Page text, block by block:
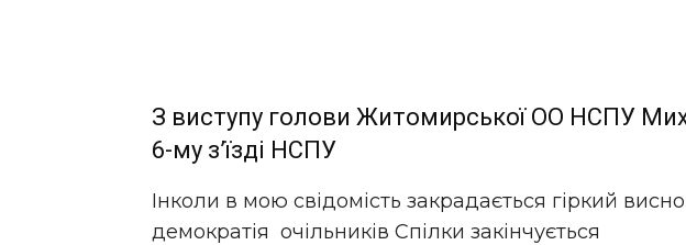
З виступу голови Житомирської ОО НСПУ
6-му з’їзді НСПУ
Інколи в мою свідомість закрадається гіркий
демократія очільників Спілки закінчується